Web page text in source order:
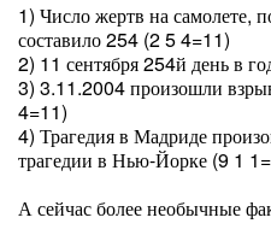
1) Число жертв на самолете,
составило 254 (2 5 4=11)
2) 11 сентября 254й день в
3) 3.11.2004 произошли
4=11)
4) Трагедия в Мадриде
трагедии в Нью-Йорке (9 1
А сейчас более необычные